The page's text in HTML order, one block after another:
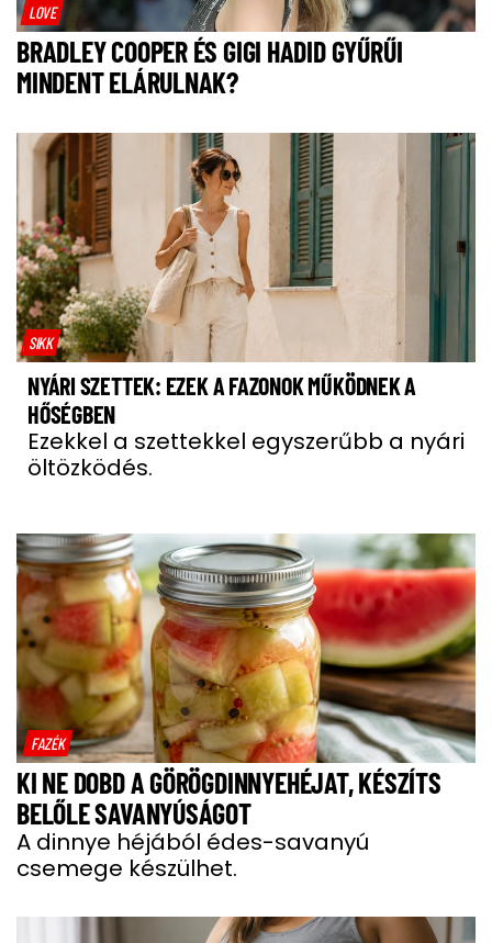
LOVE
BRADLEY COOPER ÉS GIGI HADID GYŰRŰI
MINDENT ELÁRULNAK?
SIKK
NYÁRI SZETTEK: EZEK A FAZONOK MŰKÖDNEK A
HŐSÉGBEN
Ezekkel a szettekkel egyszerűbb a nyári
öltözködés.
FAZÉK
KI NE DOBD A GÖRÖGDINNYEHÉJAT, KÉSZÍTS
BELŐLE SAVANYÚSÁGOT
A dinnye héjából édes-savanyú
csemege készülhet.